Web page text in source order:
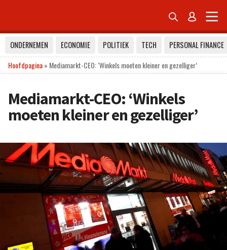
 
ONDERNEMEN ECONOMIE POLITIEK TECH
PERSONAL FINANCE
Hoofdpagina» Mediamarkt-CEO: ‘Winkels moeten kleiner en gezelliger’
Mediamarkt-CEO: ‘Winkels
moeten kleiner en gezelliger’